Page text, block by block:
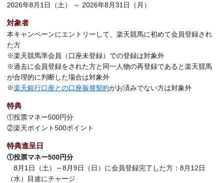
2026年8月1日（土） ～ 2026年8月31日（月）
対象者
本キャンペーンにエントリーして、楽天競馬に初めて会員登録され
た方
※楽天競馬準会員（口座未登録）での登録は対象外
※過去に会員登録をされた方と同一人物の再登録であると楽天競馬
が合理的に判断した場合は対象外
※楽天銀行口座との口座振替契約がお済みでない方は対象外
特典
①投票マネー500円分
②楽天ポイント500ポイント
特典進呈日
①投票マネー500円分
8月1日（土）～8月9日（日）に会員登録完了した方：8月12日
（水）目途にチャージ